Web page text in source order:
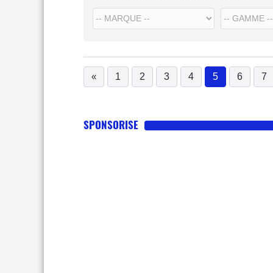
« 1 2 3 4 5
(current)
6 7
SPONSORISE